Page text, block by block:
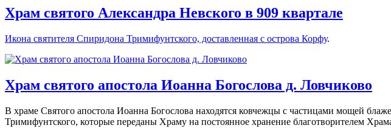
Храм святого Александра Невского в 909 квартале
Икона святителя Спиридона Тримифунтского, доставленная с острова Корфу.
Храм святого апостола Иоанна Богослова д. Ловчиково
В храме Святого апостола Иоанна Богослова находятся ковчежцы с частицами мощей
Тримифунтского, которые переданы Храму на постоянное хранение благотворителем